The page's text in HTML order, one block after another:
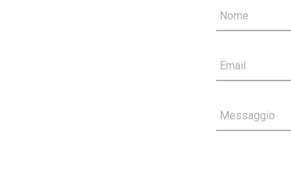
Nome
Email
Messaggio